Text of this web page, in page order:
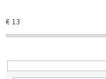
r
o
u
k
€13